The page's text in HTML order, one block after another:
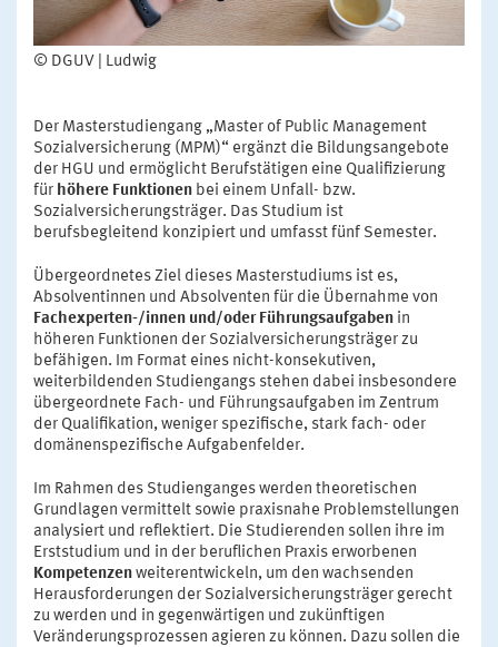
© DGUV | Ludwig
Der Masterstudiengang „Master of Public Management
Sozialversicherung (MPM)“ ergänzt die Bildungsangebote
der HGU und ermöglicht Berufstätigen eine Qualifizierung
für höhere Funktionen bei einem Unfall- bzw.
Sozialversicherungsträger. Das Studium ist
berufsbegleitend konzipiert und umfasst fünf Semester.
Übergeordnetes Ziel dieses Masterstudiums ist es,
Absolventinnen und Absolventen für die Übernahme von
Fachexperten-/innen und/oder Führungsaufgaben in
höheren Funktionen der Sozialversicherungsträger zu
befähigen. Im Format eines nicht-konsekutiven,
weiterbildenden Studiengangs stehen dabei insbesondere
übergeordnete Fach- und Führungsaufgaben im Zentrum
der Qualifikation, weniger spezifische, stark fach- oder
domänenspezifische Aufgabenfelder.
Im Rahmen des Studienganges werden theoretischen
Grundlagen vermittelt sowie praxisnahe Problemstellungen
analysiert und reflektiert. Die Studierenden sollen ihre im
Erststudium und in der beruflichen Praxis erworbenen
Kompetenzen weiterentwickeln, um den wachsenden
Herausforderungen der Sozialversicherungsträger gerecht
zu werden und in gegenwärtigen und zukünftigen
Veränderungsprozessen agieren zu können. Dazu sollen die